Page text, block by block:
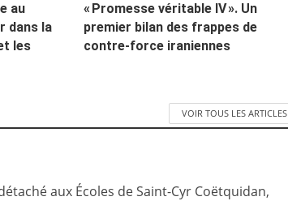
au
dans la
les
« Promesse véritable IV ». Un
premier bilan des frappes de
contre-force iraniennes
VOIR TOUS LES ARTICLES
aux Écoles de Saint-Cyr Coëtquidan,